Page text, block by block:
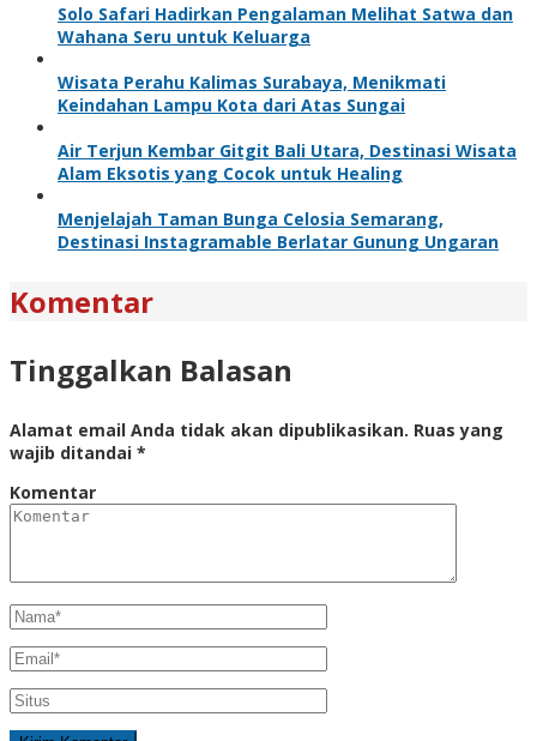
Solo Safari Hadirkan Pengalaman Melihat Satwa dan
Wahana Seru untuk Keluarga
Wisata Perahu Kalimas Surabaya, Menikmati
Keindahan Lampu Kota dari Atas Sungai
Air Terjun Kembar Gitgit Bali Utara, Destinasi Wisata
Alam Eksotis yang Cocok untuk Healing
Menjelajah Taman Bunga Celosia Semarang,
Destinasi Instagramable Berlatar Gunung Ungaran
Komentar
Tinggalkan Balasan
Alamat email Anda tidak akan dipublikasikan. Ruas yang
wajib ditandai *
Komentar